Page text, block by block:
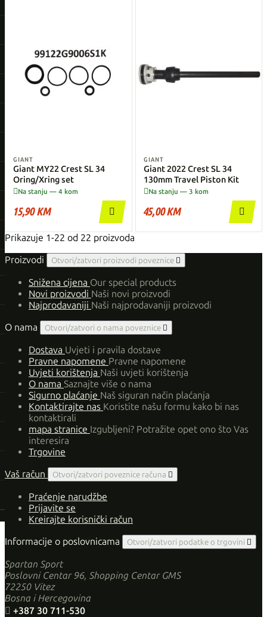
GIANT
Giant MY22 Crest SL 34
Oring/Xring set
Na stanju — 4 kom
15,90 KM 
GIANT
Giant 2022 Crest SL 34
130mm Travel Piston Kit
Na stanju — 3 kom
45,00 KM 
Prikazuje 1-22 od 22 proizvoda
Proizvodi
Otvori/zatvori proizvodi poveznice 
Snižena cijena Our special products
Novi proizvodi Naši novi proizvodi
Najprodavaniji Naši najprodavaniji proizvodi
O nama
Otvori/zatvori o nama poveznice 
Dostava Uvjeti i pravila dostave
Pravne napomene Pravne napomene
Uvjeti korištenja Naši uvjeti korištenja
O nama Saznajte više o nama
Sigurno plaćanje Naš siguran način plaćanja
Kontaktirajte nas Koristite našu formu kako bi nas
kontaktirali
mapa stranice Izgubljeni? Potražite opet ono što Vas
interesira
Trgovine
Vaš račun
Otvori/zatvori poveznice računa 
Praćenje narudžbe
Prijavite se
Kreirajte korisnički račun
Informacije o poslovnicama
Otvori/zatvori podatke o trgovini 
Spartan Sport
Poslovni Centar 96, Shopping Centar GMS
72250 Vitez
Bosna i Hercegovina
 +387 30 711-530